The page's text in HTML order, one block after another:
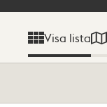
Visa lista